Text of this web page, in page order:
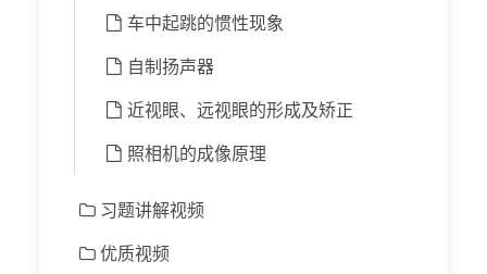
车中起跳的惯性现象
自制扬声器
近视眼、远视眼的形成及矫正
照相机的成像原理
习题讲解视频
优质视频